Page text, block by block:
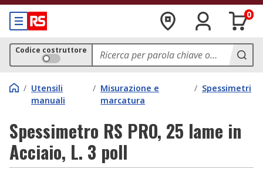
0
Codice costruttore
/ Utensili
manuali
/ Misurazione e
marcatura
/ Spessimetri
Spessimetro RS PRO, 25 lame in
Acciaio, L. 3 poll